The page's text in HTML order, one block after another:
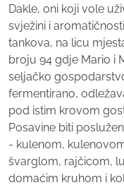
Dakle, oni koji vole
svježini i
tankova, na licu
broju 94 gdje Mario i
seljačko
fermentirano,
pod istim krovom
Posavine biti
- kulenom,
švarglom, rajčicom,
domaćim kruhom i